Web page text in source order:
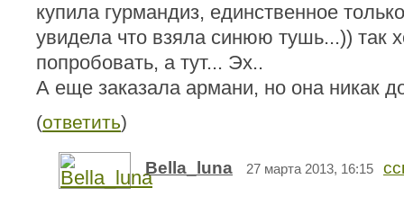
купила гурмандиз, единственное
увидела что взяла синюю тушь...)) так
попробовать, а тут... Эх..
А еще заказала армани, но она никак
(ответить)
Bella_luna 27 марта 2013, 16:15